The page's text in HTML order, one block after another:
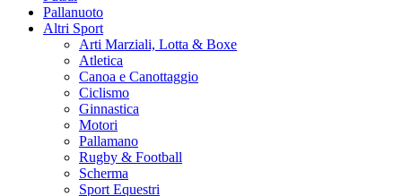
Pallanuoto
Altri Sport
Arti Marziali, Lotta & Boxe
Atletica
Canoa e Canottaggio
Ciclismo
Ginnastica
Motori
Pallamano
Rugby & Football
Scherma
Sport Equestri